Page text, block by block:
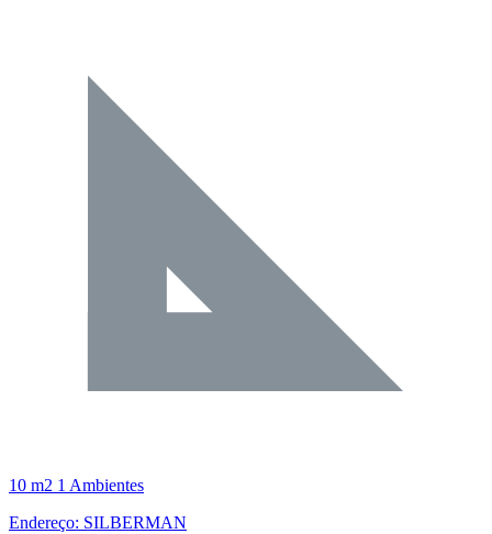
10 m2 1 Ambientes
Endereço: SILBERMAN